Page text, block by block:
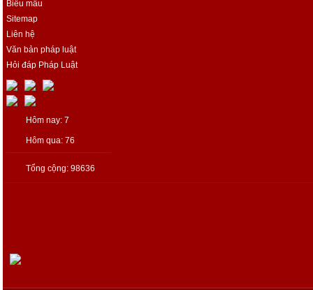
Biểu mẫu
Sitemap
Liên hệ
Văn bản pháp luật
Hỏi đáp Pháp Luật
Hôm nay: 7
Hôm qua: 76
Tổng cộng: 98636